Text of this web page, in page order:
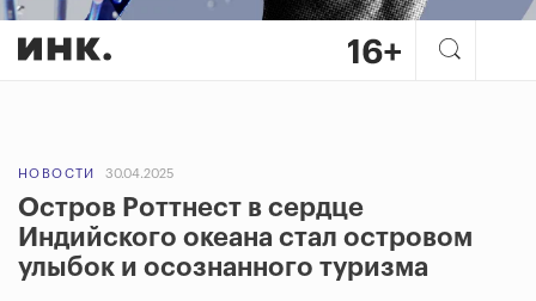
НОВОСТИ 30.04.2025
Остров Роттнест в сердце
Индийского океана стал островом
улыбок и осознанного туризма